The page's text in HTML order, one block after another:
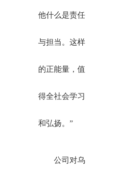
他什么是责任
与担当。这样
的正能量，值
得全社会学习
和弘扬。”
公司对乌